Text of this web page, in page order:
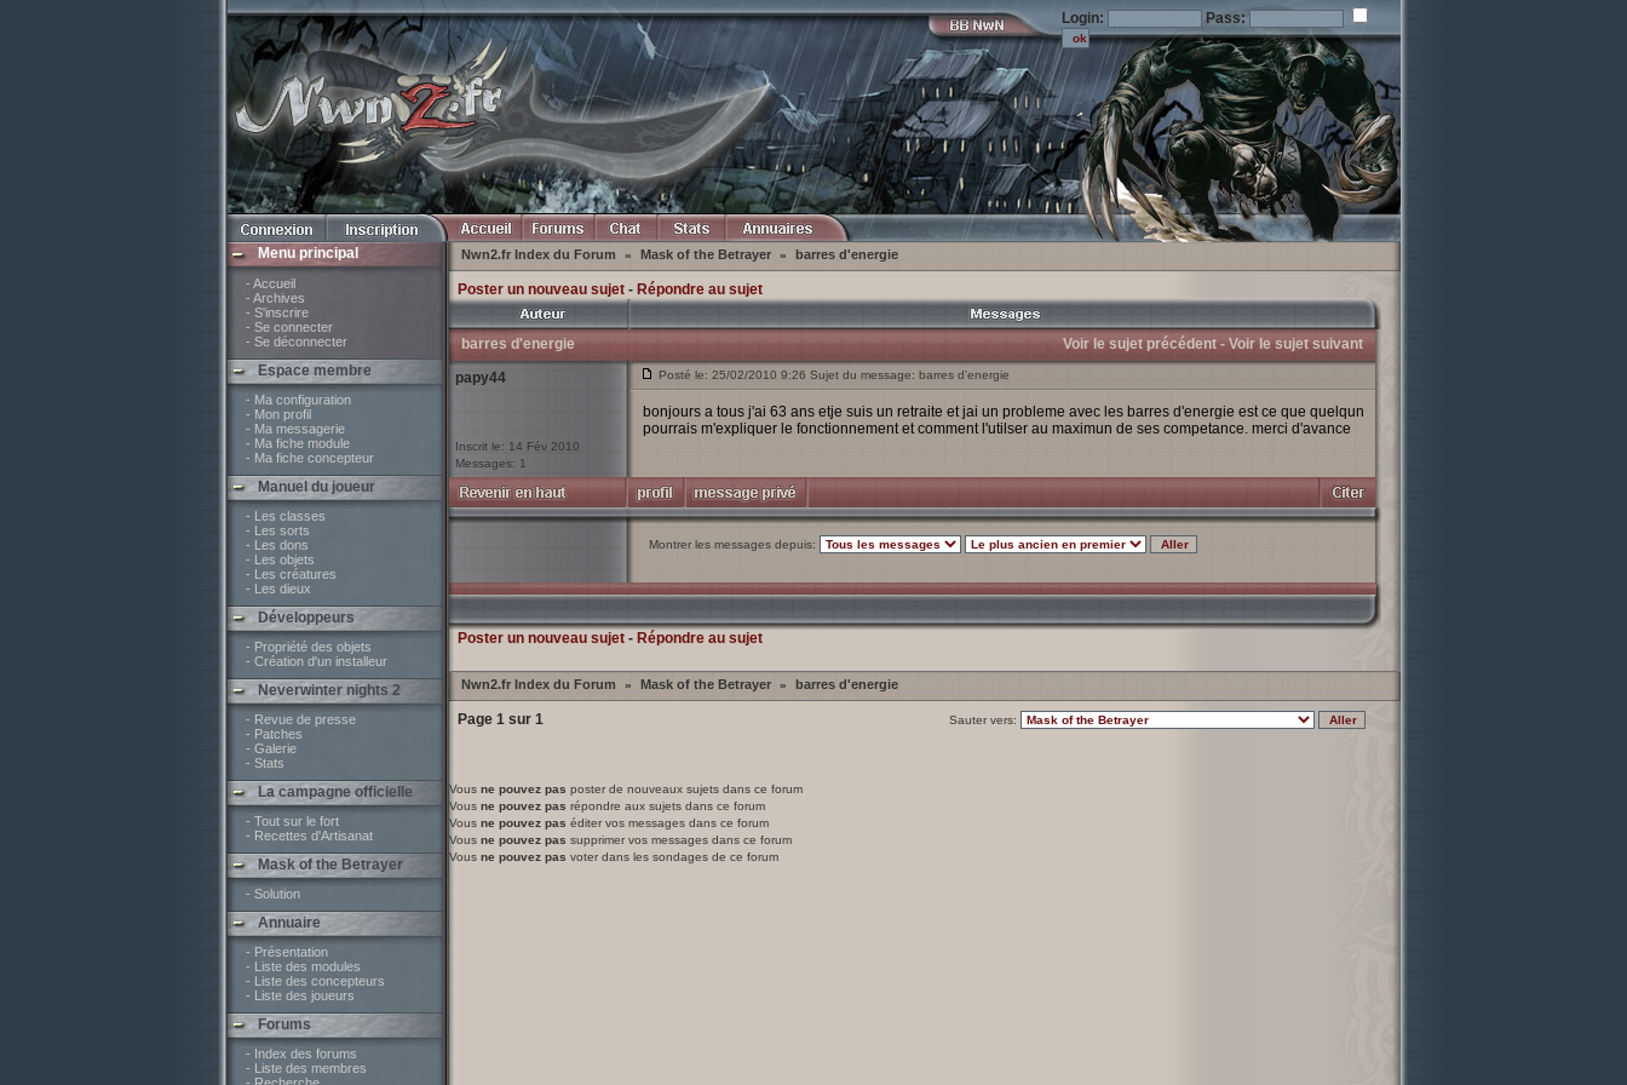
Login: Pass:
Menu principal
- Accueil
- Archives
- S'inscrire
- Se connecter
- Se déconnecter
Espace membre
- Ma configuration
- Mon profil
- Ma messagerie
- Ma fiche module
- Ma fiche concepteur
Manuel du joueur
- Les classes
- Les sorts
- Les dons
- Les objets
- Les créatures
- Les dieux
Développeurs
- Propriété des objets
- Création d'un installeur
Neverwinter nights 2
- Revue de presse
- Patches
- Galerie
- Stats
La campagne officielle
- Tout sur le fort
- Recettes d'Artisanat
Mask of the Betrayer
- Solution
Annuaire
- Présentation
- Liste des modules
- Liste des concepteurs
- Liste des joueurs
Forums
- Index des forums
- Liste des membres
Nwn2.fr Index du Forum » Mask of the Betrayer » barres d'energie
Poster un nouveau sujet- Répondre au sujet
barres d'energie Voir le sujet précédent - Voir le sujet suivant
papy44
Inscrit le: 14 Fév 2010
Messages: 1
Posté le: 25/02/2010 9:26 Sujet du message: barres d'energie
bonjours a tous j'ai 63 ans etje suis un retraite et jai un probleme avec les barres d'energie est ce que quelqun
pourrais m'expliquer le fonctionnement et comment l'utilser au maximun de ses competance. merci d'avance
Montrer les messages depuis:
Poster un nouveau sujet- Répondre au sujet
Nwn2.fr Index du Forum » Mask of the Betrayer » barres d'energie
Page 1sur 1 Sauter vers:
Vous ne pouvez pas poster de nouveaux sujets dans ce forum
Vous ne pouvez pas répondre aux sujets dans ce forum
Vous ne pouvez pas éditer vos messages dans ce forum
Vous ne pouvez pas supprimer vos messages dans ce forum
Vous ne pouvez pas voter dans les sondages de ce forum